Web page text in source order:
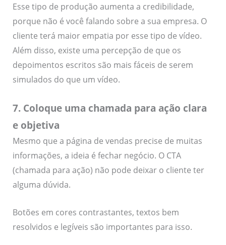
Esse tipo de produção aumenta a credibilidade,
porque não é você falando sobre a sua empresa. O
cliente terá maior empatia por esse tipo de vídeo.
Além disso, existe uma percepção de que os
depoimentos escritos são mais fáceis de serem
simulados do que um vídeo.
7. Coloque uma chamada para ação clara
e objetiva
Mesmo que a página de vendas precise de muitas
informações, a ideia é fechar negócio. O CTA
(chamada para ação) não pode deixar o cliente ter
alguma dúvida.
Botões em cores contrastantes, textos bem
resolvidos e legíveis são importantes para isso.